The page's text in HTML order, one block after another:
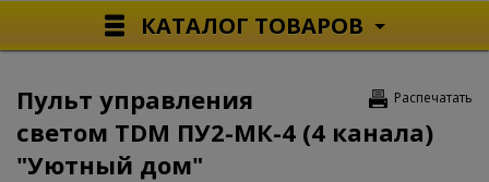
КАТАЛОГ ТОВАРОВ
Распечатать
Пульт управления
светом TDM ПУ2-МК-4 (4 канала)
"Уютный дом"